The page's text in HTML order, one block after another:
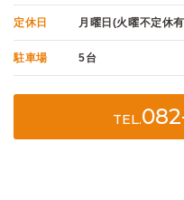
定休日 月曜日(火曜不定休
駐車場 5台
TEL.